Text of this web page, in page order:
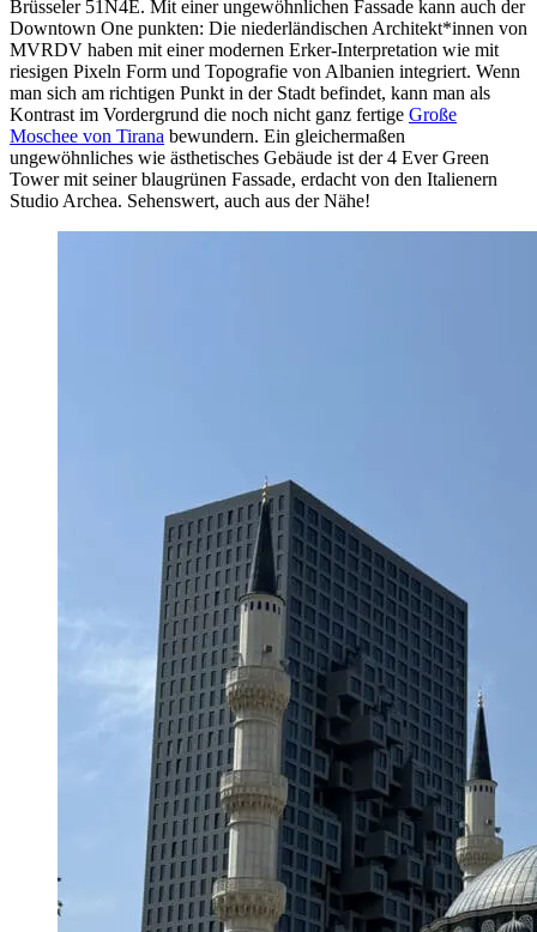
Brüsseler 51N4E. Mit einer ungewöhnlichen Fassade kann auch der
Downtown One punkten: Die niederländischen Architekt*innen von
MVRDV haben mit einer modernen Erker-Interpretation wie mit
riesigen Pixeln Form und Topografie von Albanien integriert. Wenn
man sich am richtigen Punkt in der Stadt befindet, kann man als
Kontrast im Vordergrund die noch nicht ganz fertige Große
Moschee von Tirana bewundern. Ein gleichermaßen
ungewöhnliches wie ästhetisches Gebäude ist der 4 Ever Green
Tower mit seiner blaugrünen Fassade, erdacht von den Italienern
Studio Archea. Sehenswert, auch aus der Nähe!